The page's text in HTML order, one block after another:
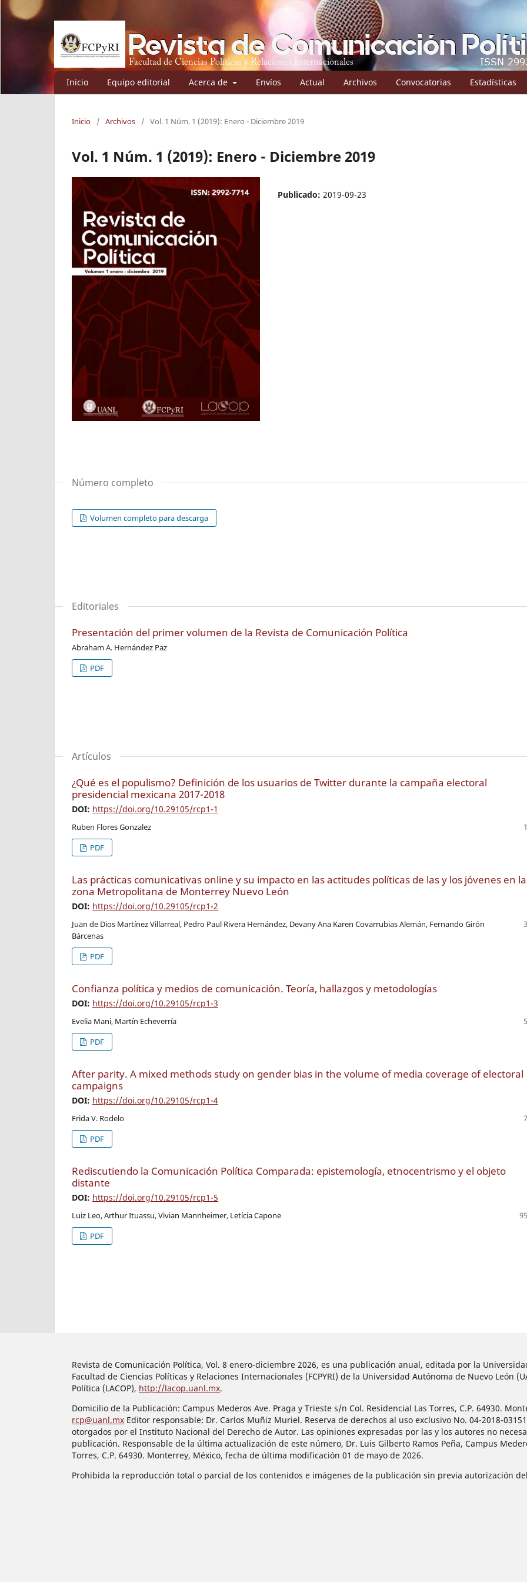
Inicio Equipo editorial Acerca de Envíos Actual Archivos Convocatorias Estadísticas
Inicio / Archivos / Vol. 1 Núm. 1 (2019): Enero - Diciembre 2019
Vol. 1 Núm. 1 (2019): Enero - Diciembre 2019
Publicado: 2019-09-23
Número completo
Volumen completo para descarga
Editoriales
Presentación del primer volumen de la Revista de Comunicación Política
Abraham A. Hernández Paz
PDF
Artículos
¿Qué es el populismo? Definición de los usuarios de Twitter durante la campaña electoral
presidencial mexicana 2017-2018
DOI: https://doi.org/10.29105/rcp1-1
Ruben Flores Gonzalez
PDF
Las prácticas comunicativas online y su impacto en las actitudes políticas de las y los jóvenes en la
zona Metropolitana de Monterrey Nuevo León
DOI: https://doi.org/10.29105/rcp1-2
Juan de Dios Martínez Villarreal, Pedro Paul Rivera Hernández, Devany Ana Karen Covarrubias Alemán, Fernando Girón
Bárcenas
PDF
Confianza política y medios de comunicación. Teoría, hallazgos y metodologías
DOI: https://doi.org/10.29105/rcp1-3
Evelia Mani, Martín Echeverría
PDF
After parity. A mixed methods study on gender bias in the volume of media coverage of electoral
campaigns
DOI: https://doi.org/10.29105/rcp1-4
Frida V. Rodelo
PDF
Rediscutiendo la Comunicación Política Comparada: epistemología, etnocentrismo y el objeto
distante
DOI: https://doi.org/10.29105/rcp1-5
Luiz Leo, Arthur Ituassu, Vivian Mannheimer, Letícia Capone
PDF
Revista de Comunicación Política, Vol. 8 enero-diciembre 2026, es una publicación anual, editada por la
Facultad de Ciencias Políticas y Relaciones Internacionales (FCPYRI) de la Universidad Autónoma de Nuevo León
Política (LACOP), http://lacop.uanl.mx.
Domicilio de la Publicación: Campus Mederos Ave. Praga y Trieste s/n Col. Residencial Las Torres, C.P. 64930.
rcp@uanl.mx Editor responsable: Dr. Carlos Muñiz Muriel. Reserva de derechos al uso exclusivo No. 04-2018-
otorgados por el Instituto Nacional del Derecho de Autor. Las opiniones expresadas por las y los autores no
publicación. Responsable de la última actualización de este número, Dr. Luis Gilberto Ramos Peña, Campus
Torres, C.P. 64930. Monterrey, México, fecha de última modificación 01 de mayo de 2026.
Prohibida la reproducción total o parcial de los contenidos e imágenes de la publicación sin previa autorización